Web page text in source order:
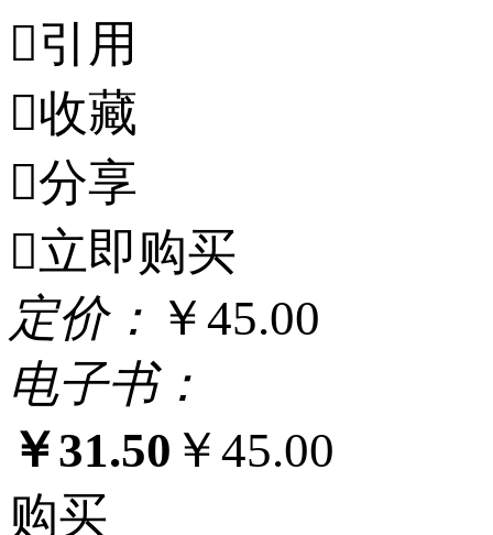
引用
收藏
分享
立即购买
定价： ￥45.00
电子书：
￥31.50 ￥45.00
购买